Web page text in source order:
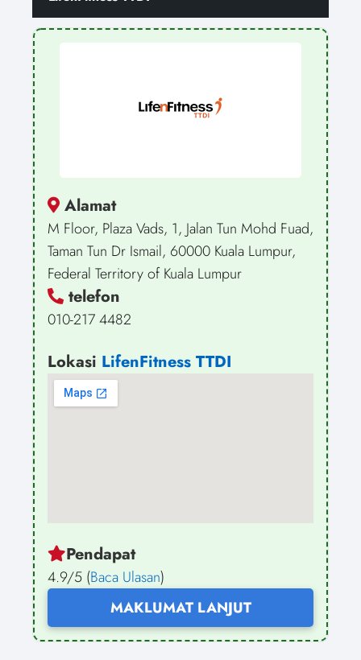
Alamat
M Floor, Plaza Vads, 1, Jalan Tun Mohd Fuad,
Taman Tun Dr Ismail, 60000 Kuala Lumpur,
Federal Territory of Kuala Lumpur
telefon
010-217 4482
Lokasi LifenFitness TTDI
Pendapat
4.9/5 (Baca Ulasan)
MAKLUMAT LANJUT